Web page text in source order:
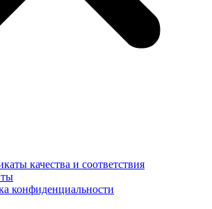
качества и соответствия
конфиден­циальности